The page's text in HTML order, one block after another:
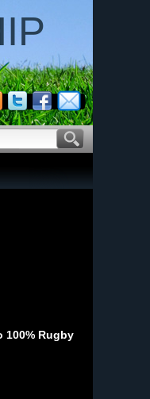
100% Rugby